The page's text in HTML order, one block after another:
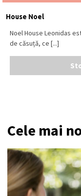
House Noel
Noel House Leonidas
de căsuță, ce [...]
Cele mai